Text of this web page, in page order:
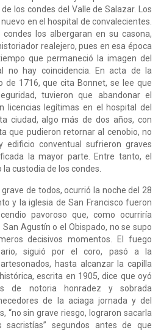
los condes del Valle de Salazar. Los
en el hospital de convalecientes.
los albergaran en su casona,
realejero, pues en esa época
que permaneció la imagen del
no hay coincidencia. En acta de la
de 1716, que cita Bonnet, se lee que
tuvieron que abandonar el
licencias legítimas en el hospital del
ciudad, algo más de dos años, con
que pudieron retornar al cenobio, no
edificio conventual sufrieron graves
la mayor parte. Entre tanto, el
custodia de los condes.
de todos, ocurrió la noche del 28
y la iglesia de San Francisco fueron
pavoroso que, como ocurriría
Agustín o el Obispado, no se supo
decisivos momentos. El fuego
siguió por el coro, pasó a la
hasta alcanzar la capilla
escrita en 1905, dice que oyó
de notoria honradez y sobrada
de la aciaga jornada y del
“no sin grave riesgo, lograron sacarla
segundos antes de que